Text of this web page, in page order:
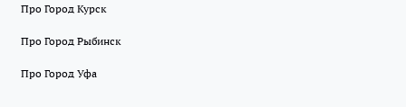
Про Город Курск
Про Город Рыбинск
Про Город Уфа